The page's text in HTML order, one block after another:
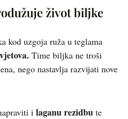
život biljke
kod uzgoja ruža u teglama
Time biljka ne troši
nego nastavlja razvijati nove
i laganu rezidbu te